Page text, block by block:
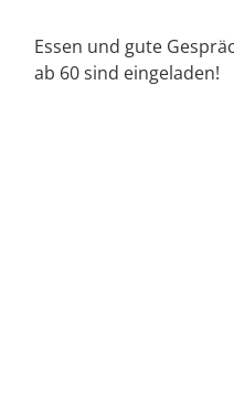
Essen und gute
ab 60 sind eingeladen!